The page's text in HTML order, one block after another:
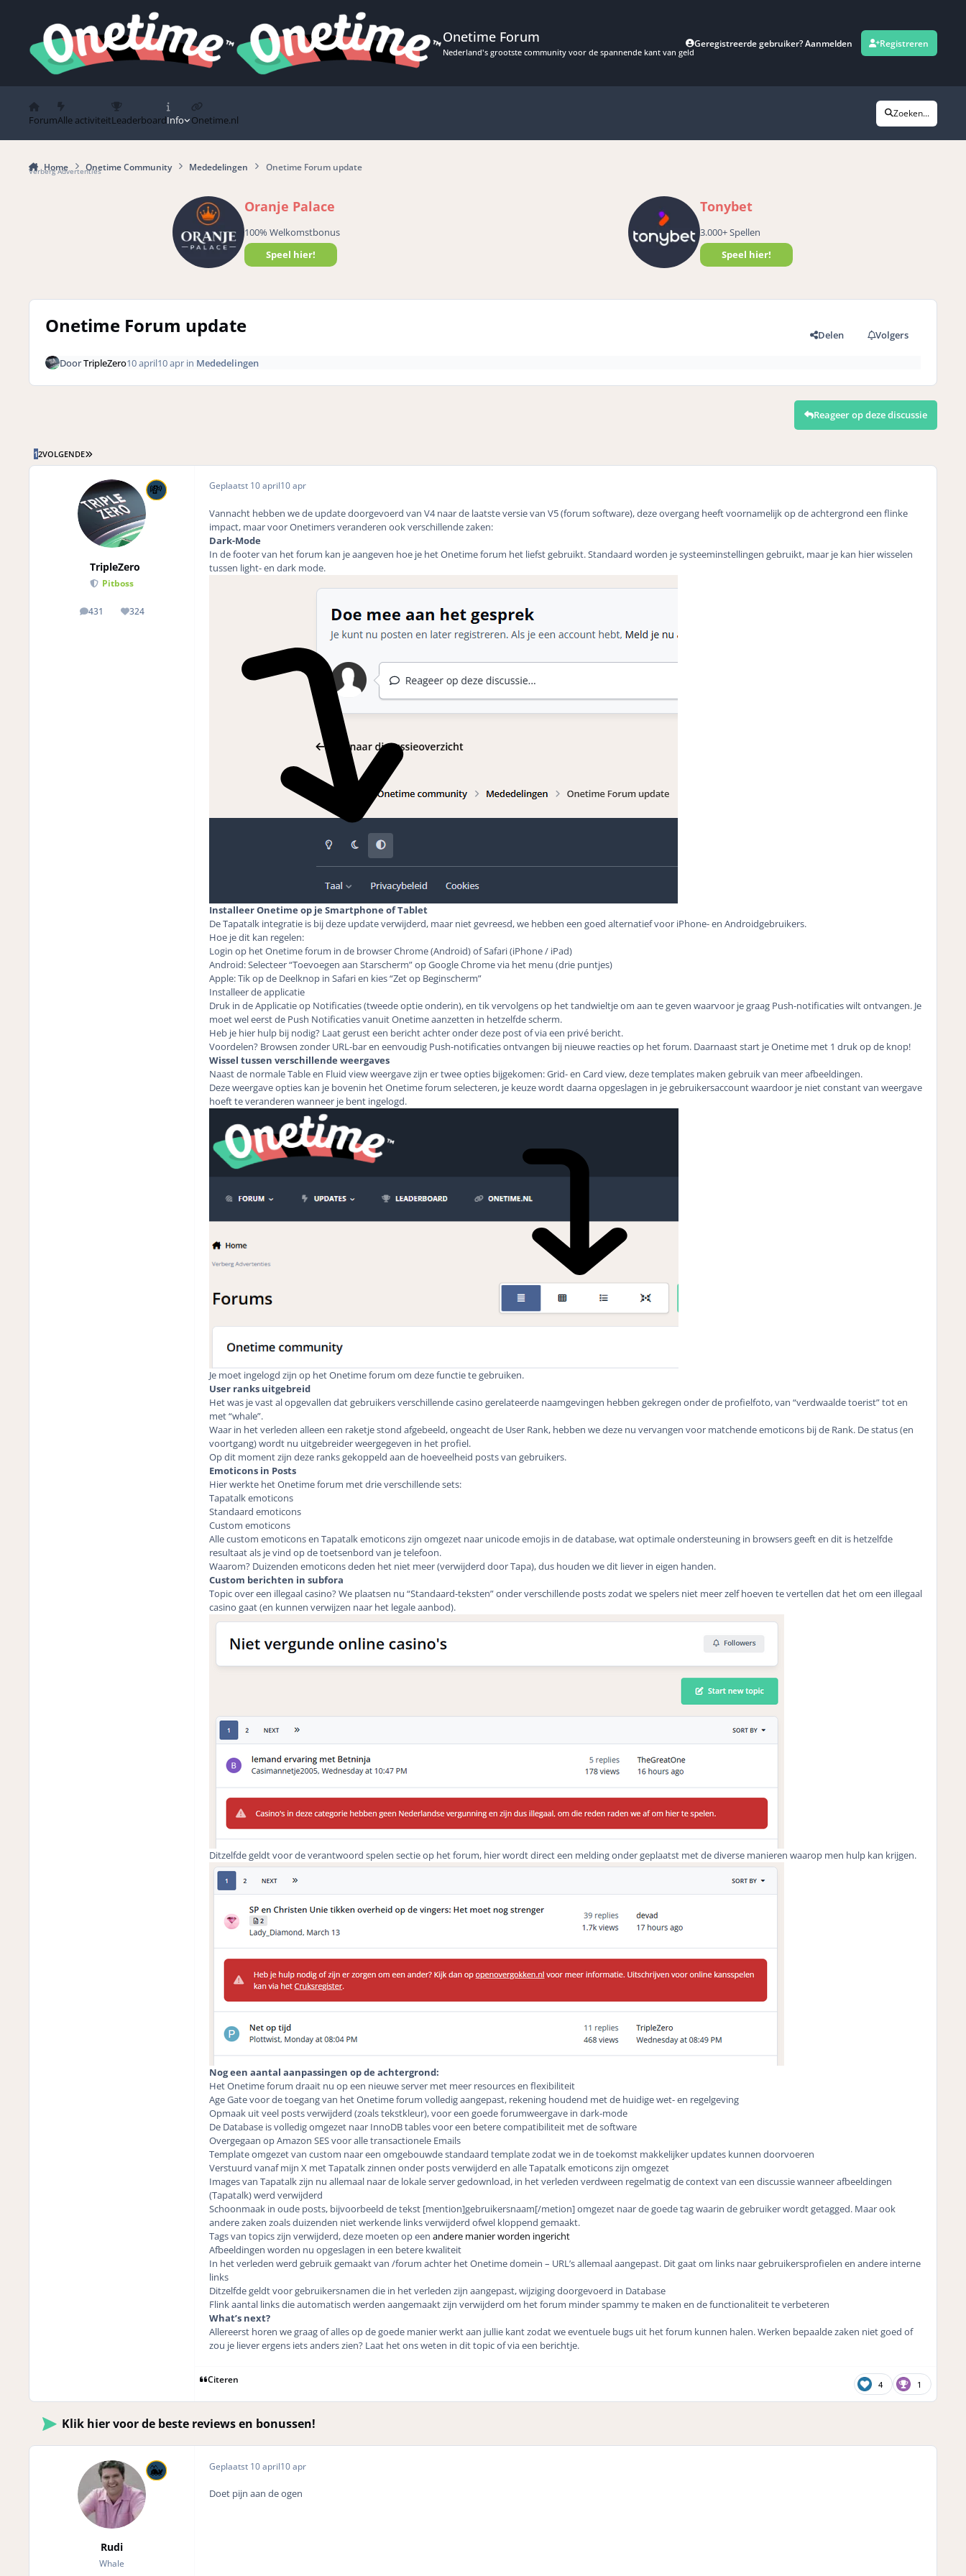
Onetime Forum
Nederland's grootste community voor de spannende kant van geld
Geregistreerde gebruiker? Aanmelden Registreren
ForumAlle activiteitLeaderboardInfo Onetime.nl
Zoeken...
Home Onetime Community Mededelingen Onetime Forum update
Verberg Advertenties
Oranje Palace
100% Welkomstbonus
Speel hier!
Tonybet
3.000+ Spellen
Speel hier!
Onetime Forum update Delen Volgers
DoorTripleZero10 april10 aprin Mededelingen
Reageer op deze discussie
12VOLGENDE LAATSTE PAGINA
TripleZero
Pitboss
431
posts 324
Reputation
Geplaatst 10 april10 apr
Vannacht hebben we de update doorgevoerd van V4 naar de laatste versie van V5 (forum software), deze overgang heeft voornamelijk op de achtergrond een flinke
impact, maar voor Onetimers veranderen ook verschillende zaken:
Dark-Mode
In de footer van het forum kan je aangeven hoe je het Onetime forum het liefst gebruikt. Standaard worden je systeeminstellingen gebruikt, maar je kan hier wisselen
tussen light- en dark mode.
Installeer Onetime op je Smartphone of Tablet
De Tapatalk integratie is bij deze update verwijderd, maar niet gevreesd, we hebben een goed alternatief voor iPhone- en Androidgebruikers.
Hoe je dit kan regelen:
Login op het Onetime forum in de browser Chrome (Android) of Safari (iPhone / iPad)
Android: Selecteer “Toevoegen aan Starscherm” op Google Chrome via het menu (drie puntjes)
Apple: Tik op de Deelknop in Safari en kies “Zet op Beginscherm”
Installeer de applicatie
Druk in de Applicatie op Notificaties (tweede optie onderin), en tik vervolgens op het tandwieltje om aan te geven waarvoor je graag Push-notificaties wilt ontvangen. Je
moet wel eerst de Push Notificaties vanuit Onetime aanzetten in hetzelfde scherm.
Heb je hier hulp bij nodig? Laat gerust een bericht achter onder deze post of via een privé bericht.
Voordelen? Browsen zonder URL-bar en eenvoudig Push-notificaties ontvangen bij nieuwe reacties op het forum. Daarnaast start je Onetime met 1 druk op de knop!
Wissel tussen verschillende weergaves
Naast de normale Table en Fluid view weergave zijn er twee opties bijgekomen: Grid- en Card view, deze templates maken gebruik van meer afbeeldingen.
Deze weergave opties kan je bovenin het Onetime forum selecteren, je keuze wordt daarna opgeslagen in je gebruikersaccount waardoor je niet constant van weergave
hoeft te veranderen wanneer je bent ingelogd.
Je moet ingelogd zijn op het Onetime forum om deze functie te gebruiken.
User ranks uitgebreid
Het was je vast al opgevallen dat gebruikers verschillende casino gerelateerde naamgevingen hebben gekregen onder de profielfoto, van “verdwaalde toerist” tot en
met “whale”.
Waar in het verleden alleen een raketje stond afgebeeld, ongeacht de User Rank, hebben we deze nu vervangen voor matchende emoticons bij de Rank. De status (en
voortgang) wordt nu uitgebreider weergegeven in het profiel.
Op dit moment zijn deze ranks gekoppeld aan de hoeveelheid posts van gebruikers.
Emoticons in Posts
Hier werkte het Onetime forum met drie verschillende sets:
Tapatalk emoticons
Standaard emoticons
Custom emoticons
Alle custom emoticons en Tapatalk emoticons zijn omgezet naar unicode emojis in de database, wat optimale ondersteuning in browsers geeft en dit is hetzelfde
resultaat als je vind op de toetsenbord van je telefoon.
Waarom? Duizenden emoticons deden het niet meer (verwijderd door Tapa), dus houden we dit liever in eigen handen.
Custom berichten in subfora
Topic over een illegaal casino? We plaatsen nu “Standaard-teksten” onder verschillende posts zodat we spelers niet meer zelf hoeven te vertellen dat het om een illegaal
casino gaat (en kunnen verwijzen naar het legale aanbod).
Ditzelfde geldt voor de verantwoord spelen sectie op het forum, hier wordt direct een melding onder geplaatst met de diverse manieren waarop men hulp kan krijgen.
Nog een aantal aanpassingen op de achtergrond:
Het Onetime forum draait nu op een nieuwe server met meer resources en flexibiliteit
Age Gate voor de toegang van het Onetime forum volledig aangepast, rekening houdend met de huidige wet- en regelgeving
Opmaak uit veel posts verwijderd (zoals tekstkleur), voor een goede forumweergave in dark-mode
De Database is volledig omgezet naar InnoDB tables voor een betere compatibiliteit met de software
Overgegaan op Amazon SES voor alle transactionele Emails
Template omgezet van custom naar een omgebouwde standaard template zodat we in de toekomst makkelijker updates kunnen doorvoeren
Verstuurd vanaf mijn X met Tapatalk zinnen onder posts verwijderd en alle Tapatalk emoticons zijn omgezet
Images van Tapatalk zijn nu allemaal naar de lokale server gedownload, in het verleden verdween regelmatig de context van een discussie wanneer afbeeldingen
(Tapatalk) werd verwijderd
Schoonmaak in oude posts, bijvoorbeeld de tekst [mention]gebruikersnaam[/metion] omgezet naar de goede tag waarin de gebruiker wordt getagged. Maar ook
andere zaken zoals duizenden niet werkende links verwijderd ofwel kloppend gemaakt.
Tags van topics zijn verwijderd, deze moeten op een andere manier worden ingericht
Afbeeldingen worden nu opgeslagen in een betere kwaliteit
In het verleden werd gebruik gemaakt van /forum achter het Onetime domein – URL’s allemaal aangepast. Dit gaat om links naar gebruikersprofielen en andere interne
links
Ditzelfde geldt voor gebruikersnamen die in het verleden zijn aangepast, wijziging doorgevoerd in Database
Flink aantal links die automatisch werden aangemaakt zijn verwijderd om het forum minder spammy te maken en de functionaliteit te verbeteren
What’s next?
Allereerst horen we graag of alles op de goede manier werkt aan jullie kant zodat we eventuele bugs uit het forum kunnen halen. Werken bepaalde zaken niet goed of
zou je liever ergens iets anders zien? Laat het ons weten in dit topic of via een berichtje.
Citeren 4 1
Klik hier voor de beste reviews en bonussen!
Rudi
Whale
Geplaatst 10 april10 apr
Doet pijn aan de ogen